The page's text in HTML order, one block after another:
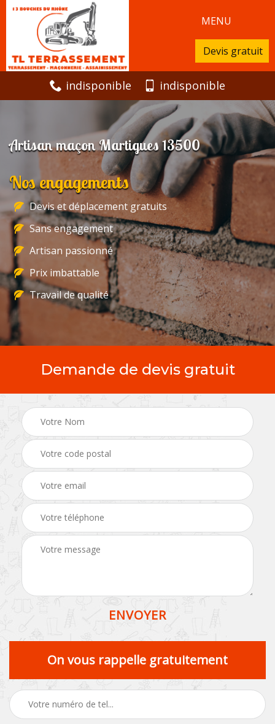
MENU
Devis gratuit
indisponible indisponible
Artisan maçon Martigues 13500
Nos engagements
Devis et déplacement gratuits
Sans engagement
Artisan passionné
Prix imbattable
Travail de qualité
Demande de devis gratuit
On vous rappelle gratuitement